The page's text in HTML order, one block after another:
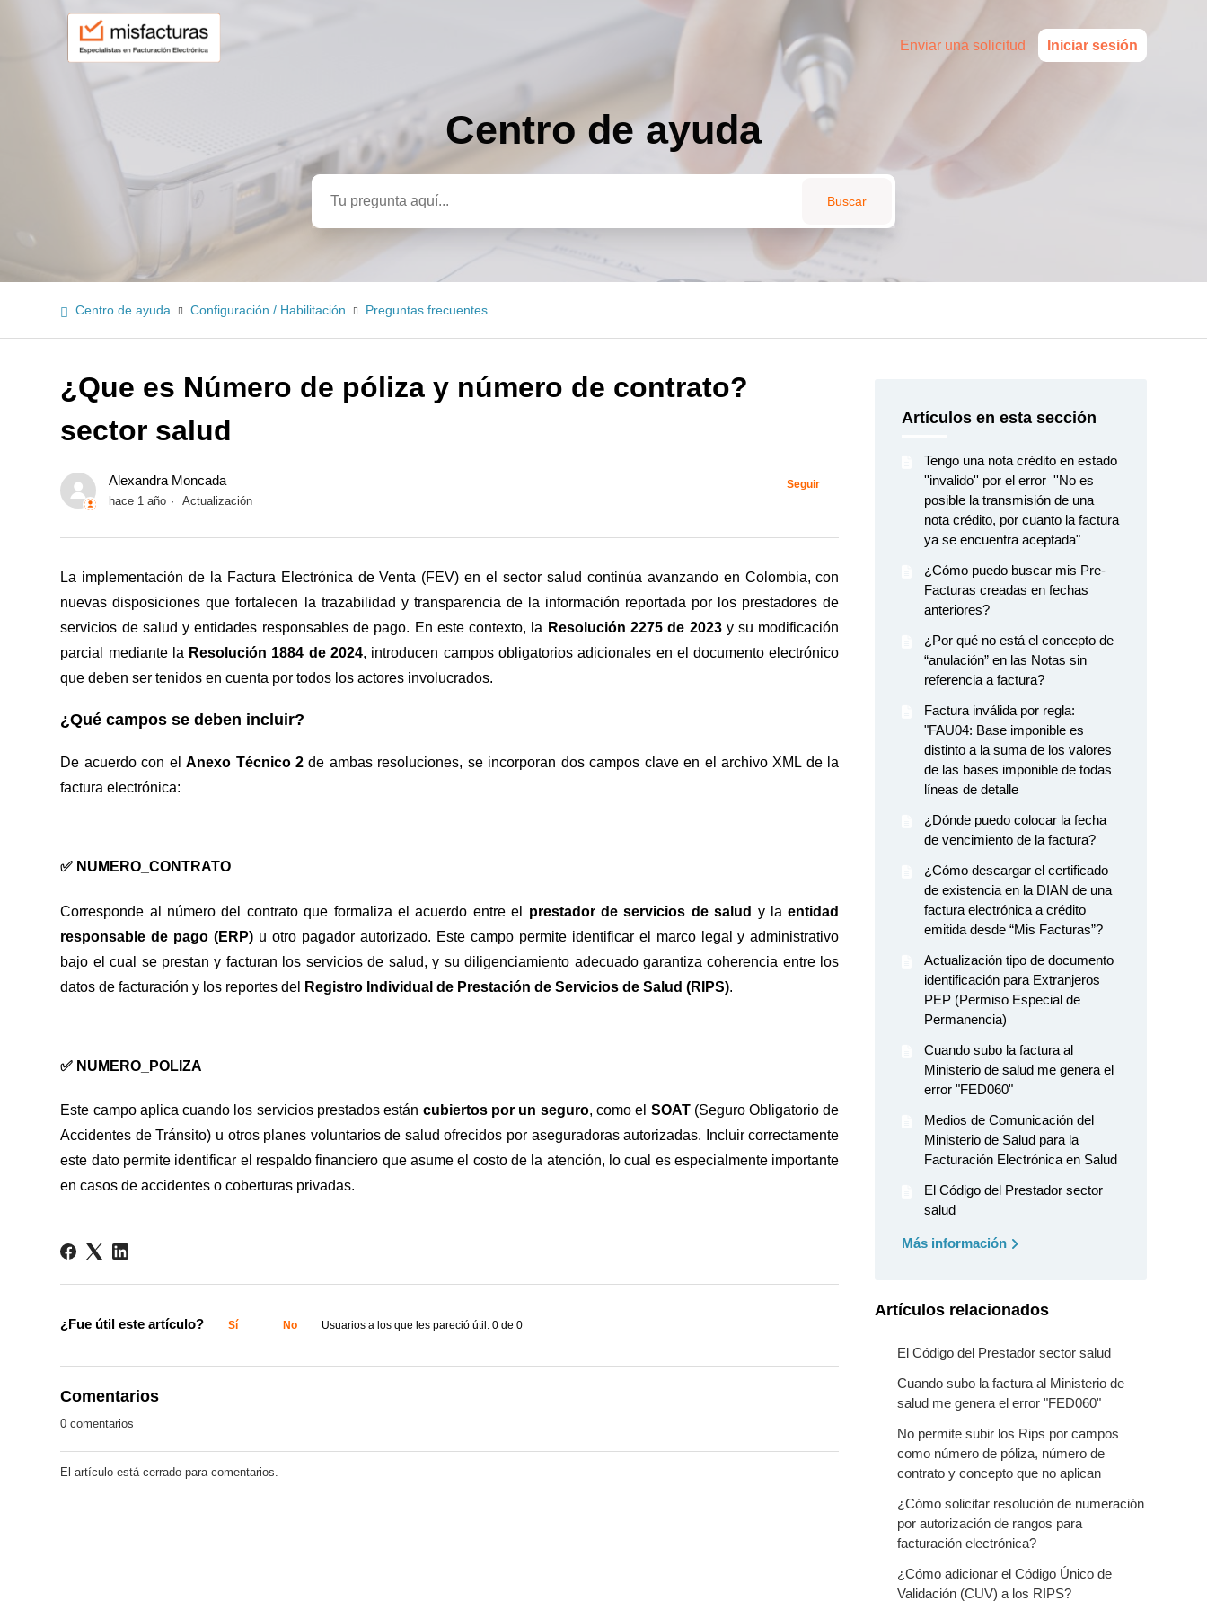
Enviar una solicitud Iniciar sesión
Centro de ayuda
Centro de ayuda Configuración / Habilitación Preguntas frecuentes
Artículos en esta sección
Tengo una nota crédito en estado
''invalido'' por el error ''No es
posible la transmisión de una
nota crédito, por cuanto la factura
ya se encuentra aceptada"
¿Cómo puedo buscar mis Pre-
Facturas creadas en fechas
anteriores?
¿Por qué no está el concepto de
“anulación” en las Notas sin
referencia a factura?
Factura inválida por regla:
"FAU04: Base imponible es
distinto a la suma de los valores
de las bases imponible de todas
líneas de detalle
¿Dónde puedo colocar la fecha
de vencimiento de la factura?
¿Cómo descargar el certificado
de existencia en la DIAN de una
factura electrónica a crédito
emitida desde “Mis Facturas”?
Actualización tipo de documento
identificación para Extranjeros
PEP (Permiso Especial de
Permanencia)
Cuando subo la factura al
Ministerio de salud me genera el
error "FED060"
Medios de Comunicación del
Ministerio de Salud para la
Facturación Electrónica en Salud
El Código del Prestador sector
salud
Más información
Artículos relacionados
El Código del Prestador sector salud
Cuando subo la factura al Ministerio de
salud me genera el error "FED060"
No permite subir los Rips por campos
como número de póliza, número de
contrato y concepto que no aplican
¿Cómo solicitar resolución de numeración
por autorización de rangos para
facturación electrónica?
¿Cómo adicionar el Código Único de
Validación (CUV) a los RIPS?
¿Que es Número de póliza y número de contrato?
sector salud
Alexandra Moncada
hace 1 año Actualización
Seguir Nadie lo sigue aún
La implementación de la Factura Electrónica de Venta (FEV) en el sector salud continúa avanzando en Colombia, con
nuevas disposiciones que fortalecen la trazabilidad y transparencia de la información reportada por los prestadores de
servicios de salud y entidades responsables de pago. En este contexto, la Resolución 2275 de 2023y su modificación
parcial mediante la Resolución 1884 de 2024, introducen campos obligatorios adicionales en el documento electrónico
que deben ser tenidos en cuenta por todos los actores involucrados.
¿Qué campos se deben incluir?
De acuerdo con elAnexo Técnico 2de ambas resoluciones, se incorporan dos campos clave en el archivo XML de la
factura electrónica:
✅ NUMERO_CONTRATO
Corresponde al número del contrato que formaliza el acuerdo entre el prestador de servicios de salud y laentidad
responsable de pago (ERP) u otro pagador autorizado. Este campo permite identificar el marco legal y administrativo
bajo el cual se prestan y facturan los servicios de salud, y su diligenciamiento adecuado garantiza coherencia entre los
datos de facturación y los reportes del
Registro Individual de Prestación de Servicios de Salud (RIPS).
✅ NUMERO_POLIZA
Este campo aplica cuando los servicios prestados están cubiertos por un seguro, como el SOAT(Seguro Obligatorio de
Accidentes de Tránsito) u otros planes voluntarios de salud ofrecidos por aseguradoras autorizadas. Incluir correctamente
este dato permite identificar el respaldo financiero que asume el costo de la atención, lo cual es especialmente importante
en casos de accidentes o coberturas privadas.
¿Fue útil este artículo? Sí No Usuarios a los que les pareció útil: 0 de 0
Comentarios
0 comentarios
El artículo está cerrado para comentarios.